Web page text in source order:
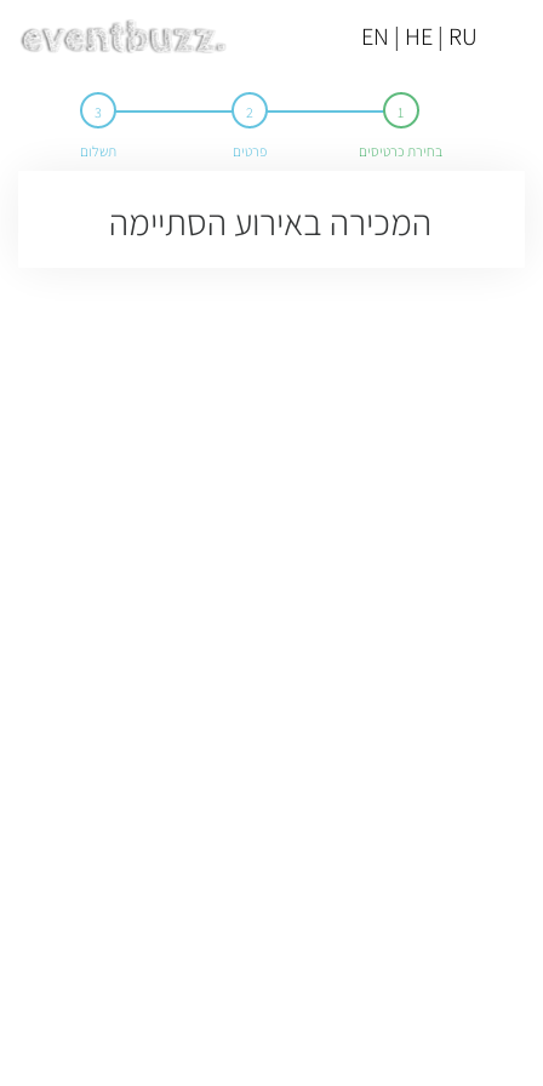
EN | HE | RU
בחירת כרטיסים פרטים תשלום
המכירה באירוע הסתיימה